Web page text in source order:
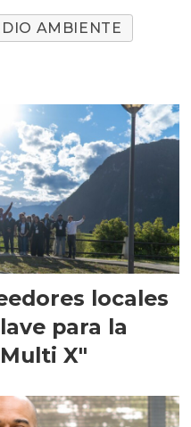
AMBIENTE
locales
para la
X"